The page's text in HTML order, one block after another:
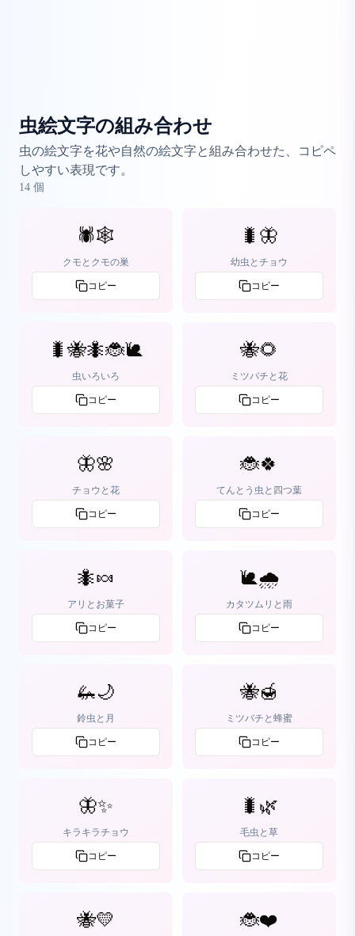
虫絵文字の組み合わせ
虫の絵文字を花や自然の絵文字と組み合わせた、コピペ
しやすい表現です。
14 個
🕷️🕸️
クモとクモの巣
コピー
🐛🦋
幼虫とチョウ
コピー
🐛🐝🐜🐞🐌
虫いろいろ
コピー
🐝🌻
ミツバチと花
コピー
🦋🌸
チョウと花
コピー
🐞🍀
てんとう虫と四つ葉
コピー
🐜🍬
アリとお菓子
コピー
🐌🌧️
カタツムリと雨
コピー
🦗🌙
鈴虫と月
コピー
🐝🍯
ミツバチと蜂蜜
コピー
🦋✨
キラキラチョウ
コピー
🐛🌿
毛虫と草
コピー
🐝💛 🐞❤️